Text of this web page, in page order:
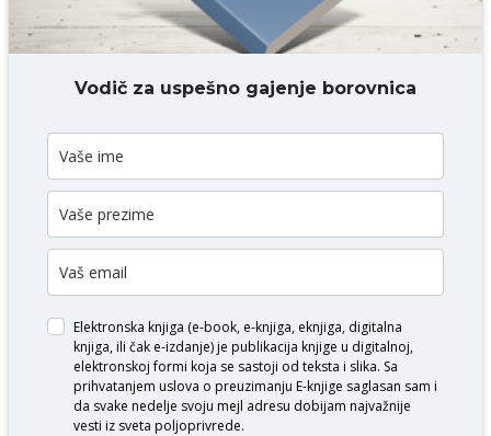
DODAJ KOMENTAR
Vodič za uspešno gajenje borovnica
Elektronska knjiga (e-book, e-knjiga, eknjiga, digitalna
knjiga, ili čak e-izdanje) je publikacija knjige u digitalnoj,
elektronskoj formi koja se sastoji od teksta i slika. Sa
prihvatanjem uslova o preuzimanju E-knjige saglasan sam i
da svake nedelje svoju mejl adresu dobijam najvažnije
vesti iz sveta poljoprivrede.